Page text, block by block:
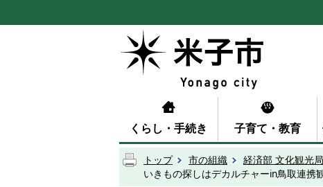
くらし・手続き 子育て・教育
トップ 市の組織 経済部 文化観光局
いきもの探しはデカルチャーin鳥取連